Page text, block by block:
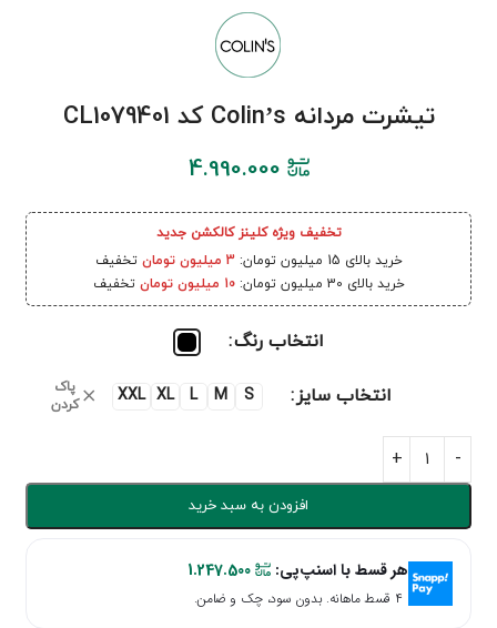
تیشرت مردانه Colin’s کد CL1079401
4.990.000
تخفیف ویژه کلینز کالکشن جدید
خرید بالای 15 میلیون تومان:
3 میلیون تومان
تخفیف
خرید بالای 30 میلیون تومان:
10 میلیون تومان تخفیف
انتخاب رنگ
انتخاب سایز S
M
L
XL
XXL
پاک
کردن
افزودن به سبد خرید
هر قسط با اسنپ‌پی: 1.247.500
۴ قسط ماهانه. بدون سود، چک و ضامن.